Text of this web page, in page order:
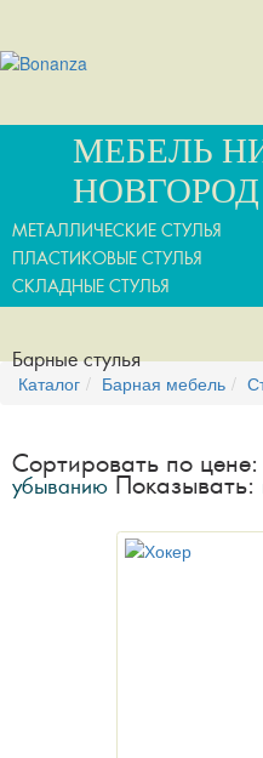
МЕБЕЛЬ
НОВГОРОД
МЕТАЛЛИЧЕСКИЕ СТУЛЬЯ
ПЛАСТИКОВЫЕ СТУЛЬЯ
СКЛАДНЫЕ СТУЛЬЯ
Барные стулья
Каталог Барная мебель
Сортировать по цене:
убыванию Показывать: